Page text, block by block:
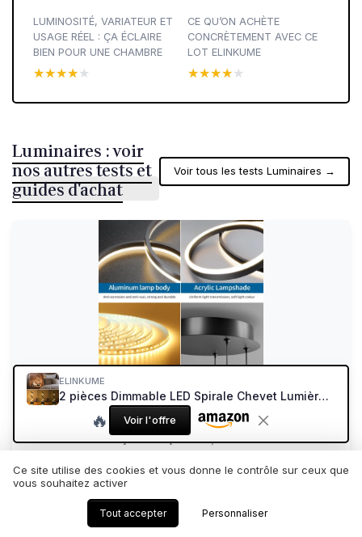
LUMINOSITÉ, VARIATEUR ET
USAGE RÉEL : ÇA ÉCLAIRE
BIEN POUR UNE CHAMBRE
★★★★★
★★★★★
CE QU’ON ACHÈTE
CONCRÈTEMENT AVEC CE
LOT ELINKUME
★★★★★
★★★★★
Luminaires : voir
nos autres tests et
guides d'achat
Voir tous les tests Luminaires →
Mikeru 3 Anneaux Lampe Pendante Ronde,
Suspension 20+40+60cm...
Un lustre moderne pas cher qui fait le job dans le salon
Rapport qualité-prix
ELINKUME
2 pièces Dimmable LED Spirale Chevet Lumière Blanc Chaud,12W Lampe de Table Noire Avec Base en Métal pour Chambre à Coucher Intérieure,Salon,Lieu de Travail,Bar,Restaurant
🔥 Voir l'offre
Ce site utilise des cookies et vous donne le contrôle sur ceux que
vous souhaitez activer
Tout accepter Personnaliser